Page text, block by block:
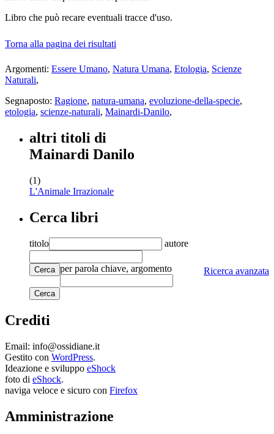
Libro che può recare eventuali tracce d'uso.
Torna alla pagina dei risultati
Argomenti: Essere Umano, Natura Umana, Etologia, Scienze
Naturali,
Segnaposto: Ragione, natura-umana, evoluzione-della-specie,
etologia, scienze-naturali, Mainardi-Danilo,
altri titoli di
Mainardi Danilo
(1)
L'Animale Irrazionale
Cerca libri
titolo autore
Cerca Ricerca avanzata
per parola chiave, argomento
Crediti
Email: info@ossidiane.it
Gestito con WordPress.
Ideazione e sviluppo eShock
foto di eShock.
naviga veloce e sicuro con Firefox
Amministrazione